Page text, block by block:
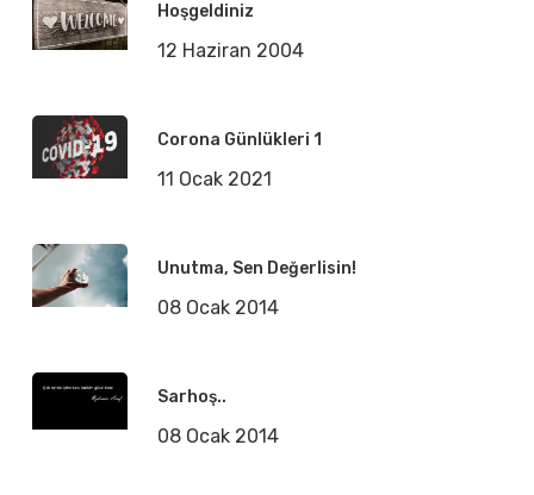
Hoşgeldiniz
12 Haziran 2004
Corona Günlükleri 1
11 Ocak 2021
Unutma, Sen Değerlisin!
08 Ocak 2014
Sarhoş..
08 Ocak 2014